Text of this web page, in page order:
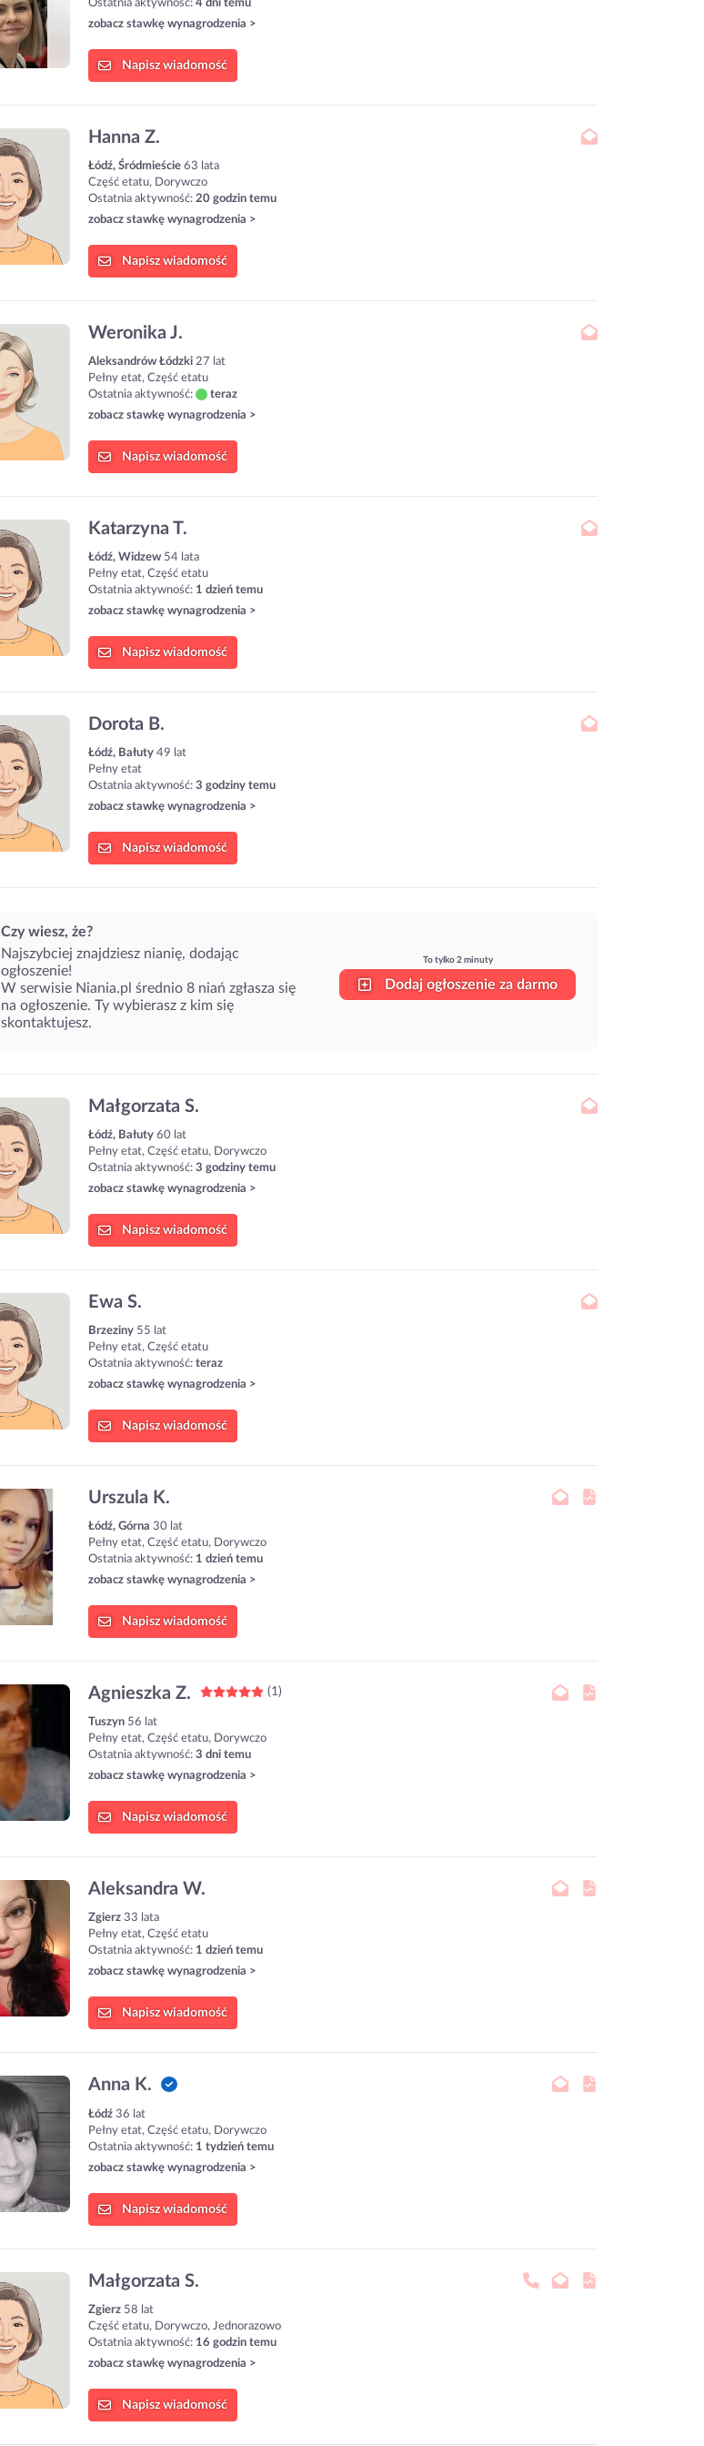
Ostatnia aktywność: 4 dni temu
zobacz stawkę wynagrodzenia >
Napisz wiadomość
Hanna Z.
Łódź, Śródmieście 63 lata
Część etatu, Dorywczo
Ostatnia aktywność: 20 godzin temu
zobacz stawkę wynagrodzenia >
Napisz wiadomość
Weronika J.
Aleksandrów Łódzki 27 lat
Pełny etat, Część etatu
Ostatnia aktywność:
teraz
zobacz stawkę wynagrodzenia >
Napisz wiadomość
Katarzyna T.
Łódź, Widzew54 lata
Pełny etat, Część etatu
Ostatnia aktywność: 1 dzień temu
zobacz stawkę wynagrodzenia >
Napisz wiadomość
Dorota B.
Łódź, Bałuty 49 lat
Pełny etat
Ostatnia aktywność: 3 godziny temu
zobacz stawkę wynagrodzenia >
Napisz wiadomość
Czy wiesz, że?
Najszybciej znajdziesz nianię, dodając
ogłoszenie!
W serwisie Niania.pl średnio 8 niań zgłasza się
na ogłoszenie. Ty wybierasz z kim się
skontaktujesz.
To tylko 2 minuty
Dodaj ogłoszenie za darmo
Małgorzata S.
Łódź, Bałuty 60 lat
Pełny etat, Część etatu, Dorywczo
Ostatnia aktywność: 3 godziny temu
zobacz stawkę wynagrodzenia >
Napisz wiadomość
Ewa S.
Brzeziny 55 lat
Pełny etat, Część etatu
Ostatnia aktywność: teraz
zobacz stawkę wynagrodzenia >
Napisz wiadomość
Urszula K.
Łódź, Górna 30 lat
Pełny etat, Część etatu, Dorywczo
Ostatnia aktywność: 1 dzień temu
zobacz stawkę wynagrodzenia >
Napisz wiadomość
Agnieszka Z. (1)
Tuszyn 56 lat
Pełny etat, Część etatu, Dorywczo
Ostatnia aktywność: 3 dni temu
zobacz stawkę wynagrodzenia >
Napisz wiadomość
Aleksandra W.
Zgierz 33 lata
Pełny etat, Część etatu
Ostatnia aktywność: 1 dzień temu
zobacz stawkę wynagrodzenia >
Napisz wiadomość
Anna K.
Łódź 36 lat
Pełny etat, Część etatu, Dorywczo
Ostatnia aktywność: 1 tydzień temu
zobacz stawkę wynagrodzenia >
Napisz wiadomość
Małgorzata S.
Zgierz 58 lat
Część etatu, Dorywczo, Jednorazowo
Ostatnia aktywność: 16 godzin temu
zobacz stawkę wynagrodzenia >
Napisz wiadomość